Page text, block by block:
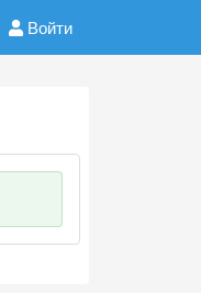
Войти